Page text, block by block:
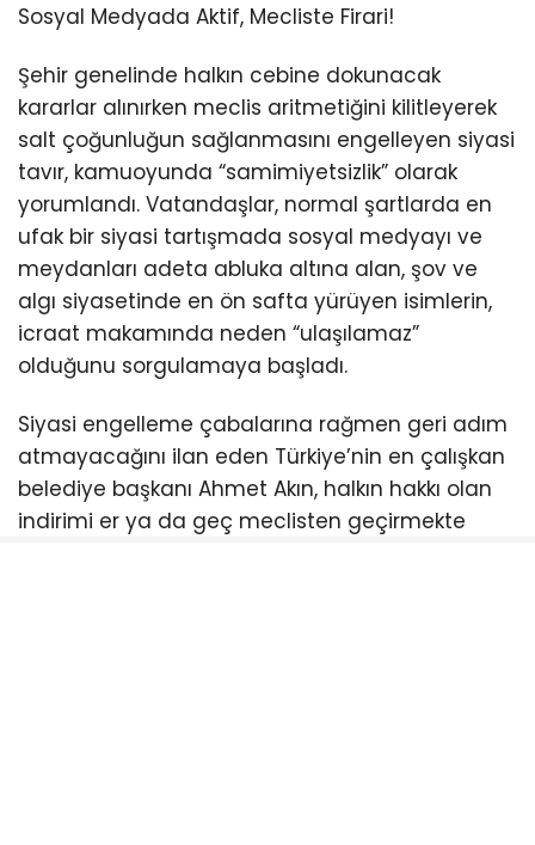
Sosyal Medyada Aktif, Mecliste Firari!
Şehir genelinde halkın cebine dokunacak
kararlar alınırken meclis aritmetiğini kilitleyerek
salt çoğunluğun sağlanmasını engelleyen siyasi
tavır, kamuoyunda “samimiyetsizlik” olarak
yorumlandı. Vatandaşlar, normal şartlarda en
ufak bir siyasi tartışmada sosyal medyayı ve
meydanları adeta abluka altına alan, şov ve
algı siyasetinde en ön safta yürüyen isimlerin,
icraat makamında neden “ulaşılamaz”
olduğunu sorgulamaya başladı.
Siyasi engelleme çabalarına rağmen geri adım
atmayacağını ilan eden Türkiye’nin en çalışkan
belediye başkanı Ahmet Akın, halkın hakkı olan
indirimi er ya da geç meclisten geçirmekte